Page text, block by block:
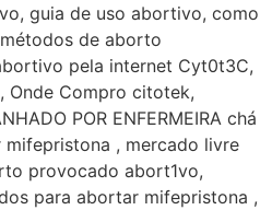
guia de uso abortivo, como
de aborto
pela internet Cyt0t3C,
Compro citotek,
POR ENFERMEIRA chá
, mercado livre
provocado abort1vo,
para abortar mifepristona ,
17:10:05
em
normal
17:19:15